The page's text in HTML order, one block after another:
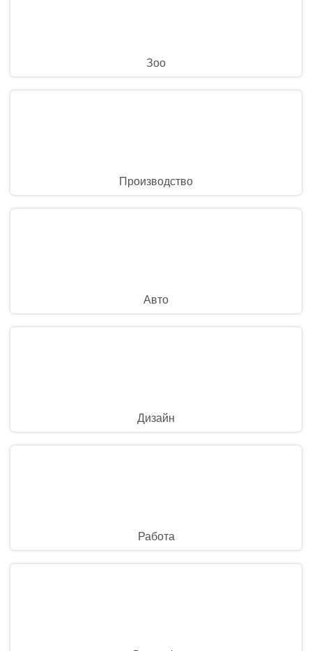
Зоо
Производство
Авто
Дизайн
Работа